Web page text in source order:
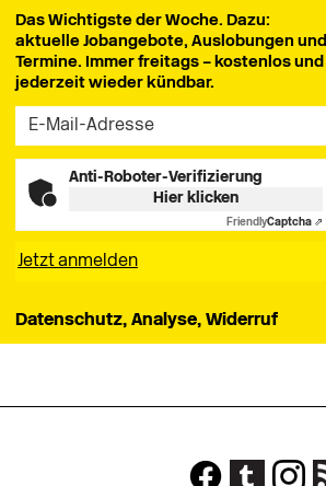
Das Wichtigste der Woche. Dazu:
aktuelle Jobangebote, Auslobungen und
Termine. Immer freitags – kostenlos und
jederzeit wieder kündbar.
Anti-Roboter-Verifizierung
Hier klicken
FriendlyCaptcha ⇗
Datenschutz, Analyse, Widerruf